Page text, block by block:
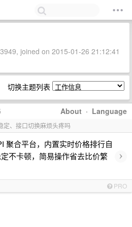
joined on 2015-01-26 21:12:41
切换主题列表
About · Language
定、接口切换麻烦头疼吗
聚合平台，内置实时价格排行自
不卡顿，简易操作省去比价繁
›
PRO